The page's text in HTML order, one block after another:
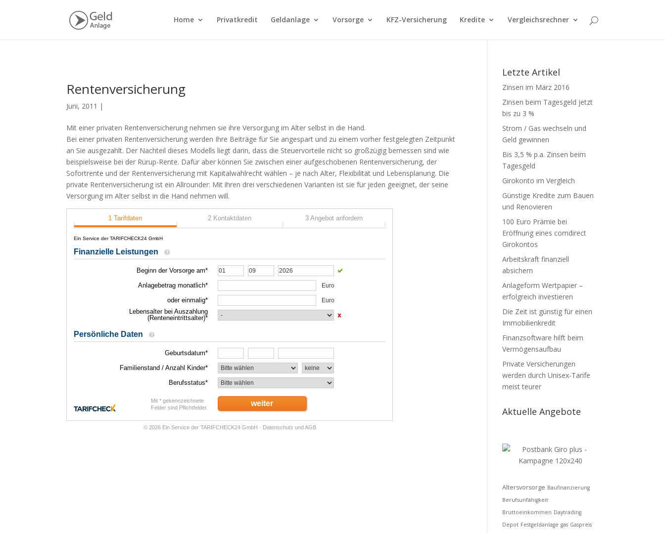
Home Privatkredit Geldanlage Vorsorge KFZ-Versicherung Kredite Vergleichsrechner
Rentenversicherung
Juni, 2011 |
Mit einer privaten Rentenversicherung nehmen sie ihre Versorgung im Alter selbst in die Hand.
Bei einer privaten Rentenversicherung werden Ihre Beiträge für Sie angespart und zu einem vorher festgelegten Zeitpunkt
an Sie ausgezahlt. Der Nachteil dieses Modells liegt darin, dass die Steuervorteile nicht so großzügig bemessen sind wie
beispielsweise bei der Rürup-Rente. Dafür aber können Sie zwischen einer aufgeschobenen Rentenversicherung, der
Sofortrente und der Rentenversicherung mit Kapitalwahlrecht wählen – je nach Alter, Flexibilität und Lebensplanung. Die
private Rentenversicherung ist ein Allrounder: Mit ihren drei verschiedenen Varianten ist sie für jeden geeignet, der seine
Versorgung im Alter selbst in die Hand nehmen will.
Letzte Artikel
Zinsen im März 2016
Zinsen beim Tagesgeld jetzt
bis zu 3 %
Strom / Gas wechseln und
Geld gewinnen
Bis 3,5 % p.a. Zinsen beim
Tagesgeld
Girokonto im Vergleich
Günstige Kredite zum Bauen
und Renovieren
100 Euro Prämie bei
Eröffnung eines comdirect
Girokontos
Arbeitskraft finanziell
absichern
Anlageform Wertpapier –
erfolgreich investieren
Die Zeit ist günstig für einen
Immobilienkredit
Finanzsoftware hilft beim
Vermögensaufbau
Private Versicherungen
werden durch Unisex-Tarife
meist teurer
Aktuelle Angebote
Altersvorsorge Baufinanzierung
Berufsunfähigkeit
Bruttoeinkommen Daytrading
Depot Festgeldanlage gas Gaspreis